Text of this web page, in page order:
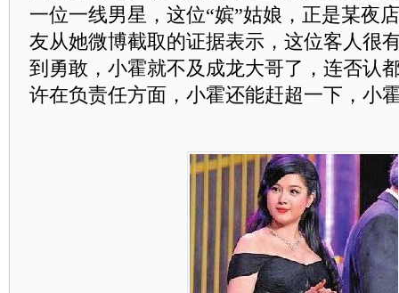
一位一线男星，这位“嫔”姑娘，正是某夜
友从她微博截取的证据表示，这位客人很
到勇敢，小霍就不及成龙大哥了，连否认
许在负责任方面，小霍还能赶超一下，小